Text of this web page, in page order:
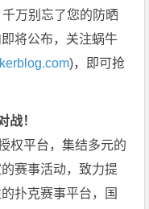
万别忘了您的防晒
将公布，关注蜗牛
)，即可抢
战！
权平台，集结多元的
赛事活动，致力提
扑克赛事平台，国